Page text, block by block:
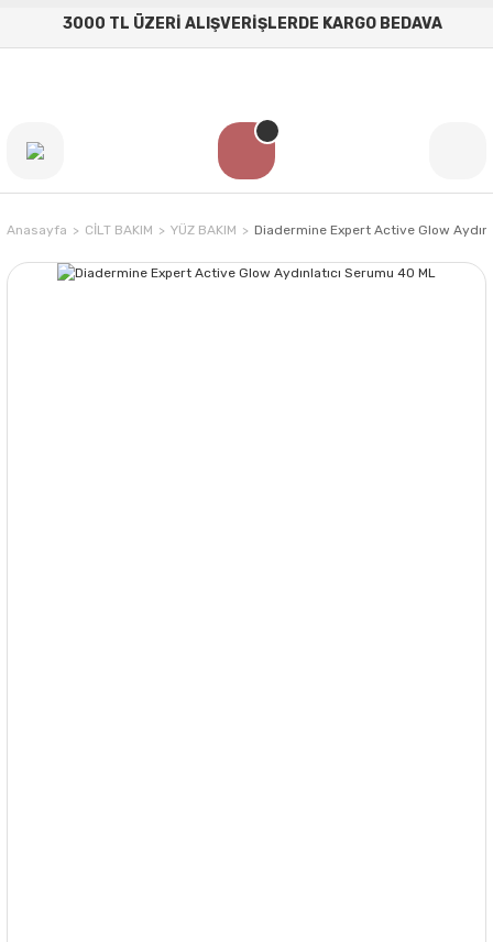
3000 TL ÜZERİ ALIŞVERİŞLERDE KARGO BEDAVA
Anasayfa CİLT BAKIM YÜZ BAKIM Diadermine Expert Active Glow